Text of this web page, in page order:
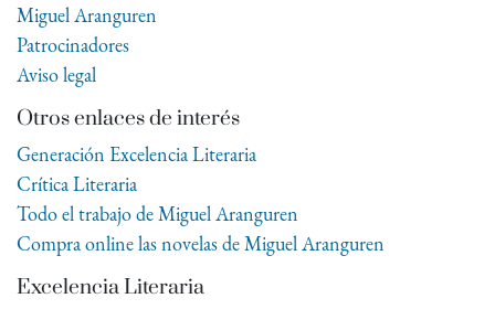
Miguel Aranguren
Patrocinadores
Aviso legal
Otros enlaces de interés
Generación Excelencia Literaria
Crítica Literaria
Todo el trabajo de Miguel Aranguren
Compra online las novelas de Miguel Aranguren
Excelencia Literaria